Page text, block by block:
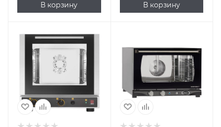
В корзину В корзину
Подпись к товару
220 В; 4 уровня; от
100 до 260 °С;
пароувлажнение;
2.8 кВт
противень -
уменьшенный,
противень -
до 260 °С;
пароувлажнение;